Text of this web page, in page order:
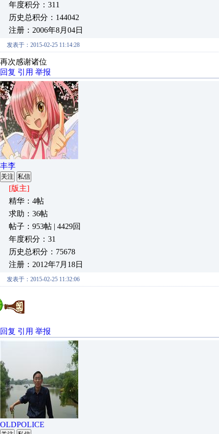
年度积分：311
历史总积分：144042
注册：2006年8月04日
发表于：2015-02-25 11:14:28
再次感谢诸位
回复 引用 举报
丰李
关注 私信
[版主]
精华：4帖
求助：36帖
帖子：953帖 | 4429回
年度积分：31
历史总积分：75678
注册：2012年7月18日
发表于：2015-02-25 11:32:06
回复 引用 举报
OLDPOLICE